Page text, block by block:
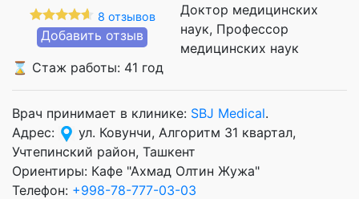
8 отзывов
Добавить отзыв
Доктор медицинских
наук Профессор
медицинских наук
⌛ Стаж работы: 41 год
Врач принимает в клинике: SBJ Medical.
Адрес:
ул. Ковунчи, Алгоритм 31 квартал,
Учтепинский район, Ташкент
Ориентиры: Кафе "Ахмад Олтин Жужа"
Телефон: +998-78-777-03-03